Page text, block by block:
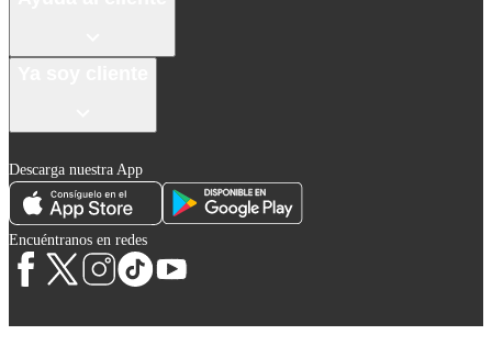
Descarga nuestra App
Encuéntranos en redes